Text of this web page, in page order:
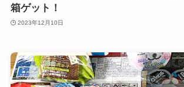
箱ゲット！
2023年12月10日